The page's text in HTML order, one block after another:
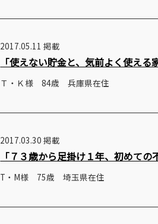
2017.05.11 掲載
「使えない貯金と、気前よく使える
Ｔ・Ｋ様 84歳 兵庫県在住
2017.03.30 掲載
「７３歳から足掛け１年、初めての
T・M様 75歳 埼玉県在住